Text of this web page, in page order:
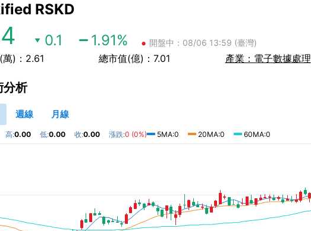
RSKD
0.1 1.91% • 開盤中：08/06 13:59 (臺灣)
萬)：2.61 總市值(億)：7.01 產業：電子數據處理
分析
週線 月線
高:0.00 低:0.00 收:0.00 漲跌:0 (0%) 5MA:0 20MA:0 60MA:0